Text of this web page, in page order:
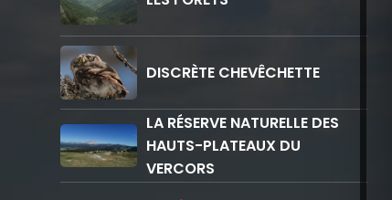
DISCRÈTE CHEVÊCHETTE
LA RÉSERVE NATURELLE DES
HAUTS-PLATEAUX DU
VERCORS